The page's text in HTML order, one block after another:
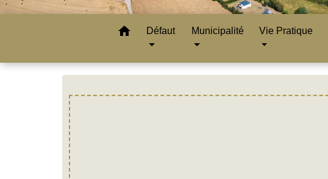
home Défaut Municipalité Vie Pratique